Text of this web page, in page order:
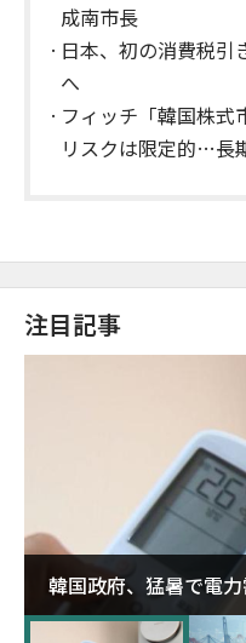
成南市長
日本、初の消費税
へ
フィッチ「韓国株式
リスクは限定的…長
注目記事
韓国政府、猛暑で電